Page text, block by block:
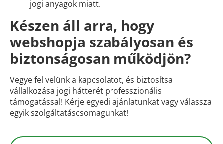
jogi anyagok miatt.
Készen áll arra, hogy
webshopja szabályosan és
biztonságosan működjön?
Vegye fel velünk a kapcsolatot, és biztosítsa
vállalkozása jogi hátterét professzionális
támogatással! Kérje egyedi ajánlatunkat vagy válassza
egyik szolgáltatáscsomagunkat!